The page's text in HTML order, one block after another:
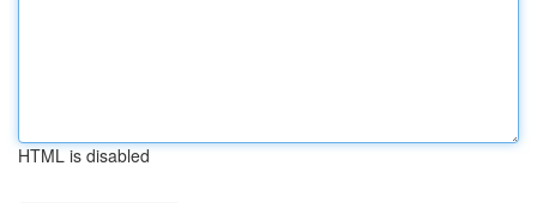
HTML is disabled